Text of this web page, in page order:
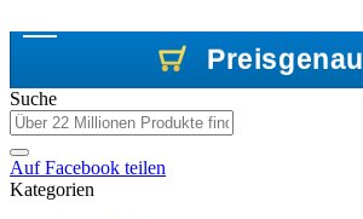
Preisgenau
Preisgenau
Preisgenau
Suche
AufFacebook teilen
Kategorien